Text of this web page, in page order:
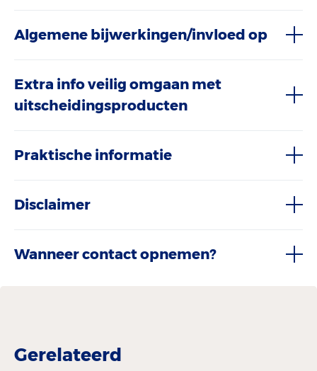
Algemene bijwerkingen/invloed op
Extra info veilig omgaan met
uitscheidingsproducten
Praktische informatie
Disclaimer
Wanneer contact opnemen?
Gerelateerd